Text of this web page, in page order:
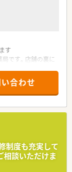
す
です。店舗の裏に
メインとなりま
り立っている会社で
合わせ
制度も充実して
談いただけま